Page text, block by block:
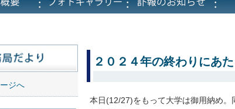
２０２４年の終わりにあ
本日(12/27)をもって大学は御用納め
ジへ